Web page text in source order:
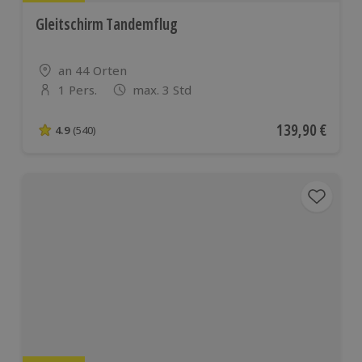
Gleitschirm Tandemflug
Standort
an 44 Orten
Anzahl der Teilnehmer
1 Pers. max. 3 Std
4.9 von 5 Sternen basierend auf 540 Bewertungen
4.9 (540) Aktueller Preis
139,90 €